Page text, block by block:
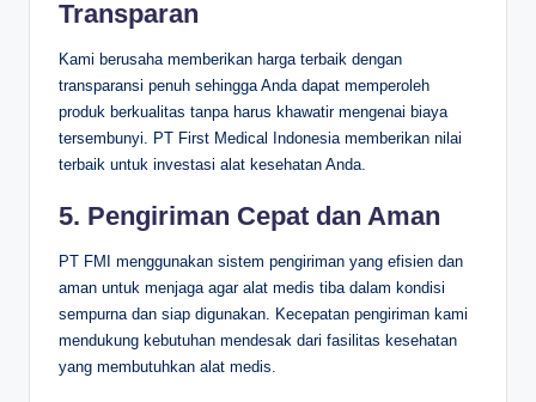
Transparan
Kami berusaha memberikan harga terbaik dengan
transparansi penuh sehingga Anda dapat memperoleh
produk berkualitas tanpa harus khawatir mengenai biaya
tersembunyi. PT First Medical Indonesia memberikan nilai
terbaik untuk investasi alat kesehatan Anda.
5. Pengiriman Cepat dan Aman
PT FMI menggunakan sistem pengiriman yang efisien dan
aman untuk menjaga agar alat medis tiba dalam kondisi
sempurna dan siap digunakan. Kecepatan pengiriman kami
mendukung kebutuhan mendesak dari fasilitas kesehatan
yang membutuhkan alat medis.